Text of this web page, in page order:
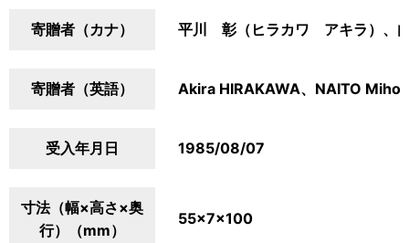
寄贈者（カナ） 平川 彰（ヒラカワ アキラ）、
寄贈者（英語） Akira HIRAKAWA、NAITO
受入年月日 1985/08/07
寸法（幅×高さ×奥
行）（mm）
55×7×100